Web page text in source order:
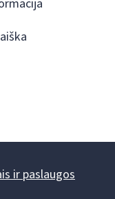
ir paslaugos